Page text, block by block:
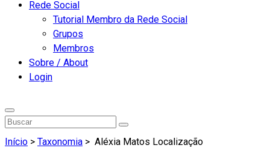
Rede Social
Tutorial Membro da Rede Social
Grupos
Membros
Sobre / About
Login
Início > Taxonomia > Aléxia Matos Localização